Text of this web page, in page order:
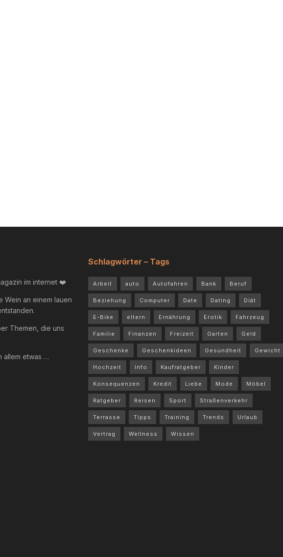
im internet ❤️
Wein an einem lauen
Themen, die uns
allem etwas …
Schlagwörter – Tags
Arbeit auto Autofahren Bank Beruf
Beziehung Computer Date Dating Diät
E-Bike eltern Ernährung Erotik Fahrzeug
Familie Finanzen Freizeit Garten Geld
Geschenke Geschenkideen Gesundheit Gewicht
Hochzeit Info Kaufratgeber Kinder
Konsequenzen Kredit Liebe Mode Möbel
Ratgeber Reisen Sport Straßenverkehr
Terrasse Tipps Training Trends Urlaub
Vertrag Wellness Wissen